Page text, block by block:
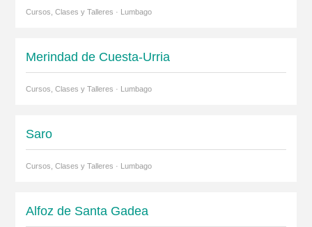
Cursos, Clases y Talleres · Lumbago
Merindad de Cuesta-Urria
Cursos, Clases y Talleres · Lumbago
Saro
Cursos, Clases y Talleres · Lumbago
Alfoz de Santa Gadea